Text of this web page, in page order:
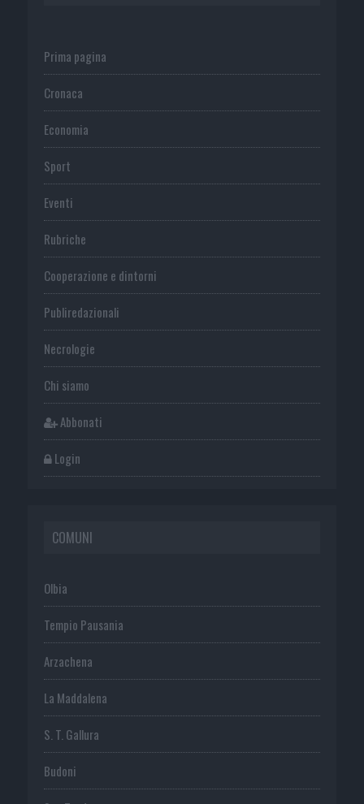
Prima pagina
Cronaca
Economia
Sport
Eventi
Rubriche
Cooperazione e dintorni
Publiredazionali
Necrologie
Chi siamo
Abbonati
Login
COMUNI
Olbia
Tempio Pausania
Arzachena
La Maddalena
S. T. Gallura
Budoni